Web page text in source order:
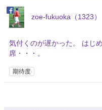
zoe-fukuoka（1323）
気付くのが遅かった。 はじ
席・・・。
期待度